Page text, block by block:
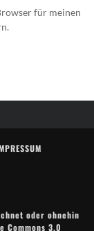
für meinen
oder ohnehin
Commons 3.0